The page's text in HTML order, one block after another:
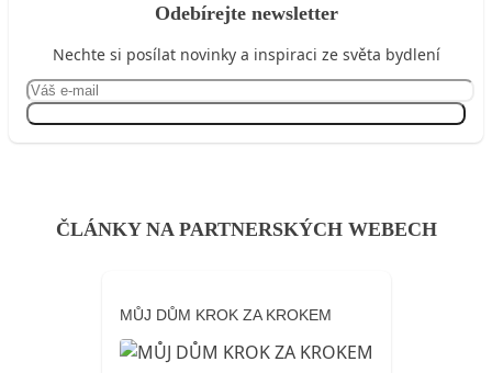
Odebírejte newsletter
Nechte si posílat novinky a inspiraci ze světa bydlení
ČLÁNKY NA PARTNERSKÝCH WEBECH
MŮJ DŮM KROK ZA KROKEM